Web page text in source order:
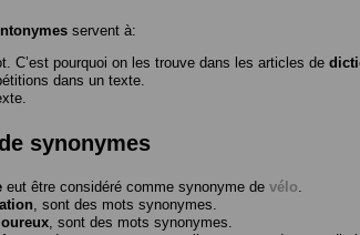
servent à:
C’est pourquoi on les trouve dans les articles de
dans un texte.
synonymes
eut être considéré comme synonyme de vélo
, sont des mots synonymes.
, sont des mots synonymes.